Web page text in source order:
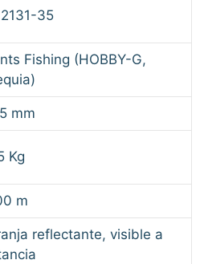
35
Fishing (HOBBY-G,
mm
Kg
m
reflectante, visible a